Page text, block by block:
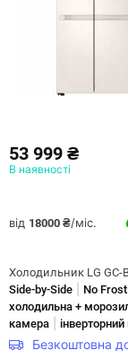
53 999 ₴
В наявності
від 18000 ₴/міс.
Холодильник LG GC-
Side-by-Side
No
холодильна +
камера
Безкоштовна